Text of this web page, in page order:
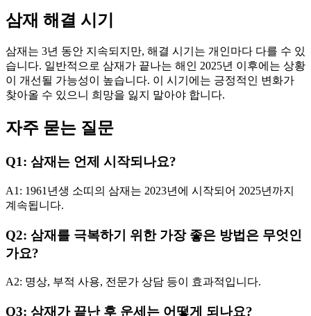
삼재 해결 시기
삼재는 3년 동안 지속되지만, 해결 시기는 개인마다 다를 수 있
습니다. 일반적으로 삼재가 끝나는 해인 2025년 이후에는 상황
이 개선될 가능성이 높습니다. 이 시기에는 긍정적인 변화가
찾아올 수 있으니 희망을 잃지 말아야 합니다.
자주 묻는 질문
Q1: 삼재는 언제 시작되나요?
A1: 1961년생 소띠의 삼재는 2023년에 시작되어 2025년까지
계속됩니다.
Q2: 삼재를 극복하기 위한 가장 좋은 방법은 무엇인
가요?
A2: 명상, 부적 사용, 전문가 상담 등이 효과적입니다.
Q3: 삼재가 끝난 후 운세는 어떻게 되나요?